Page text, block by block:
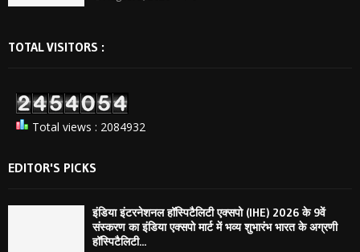
TOTAL VISITORS :
Total views : 2084932
EDITOR'S PICKS
इंडिया इंटरनेशनल हॉस्पिटैलिटी एक्सपो (IHE) 2026 के 9वें
संस्करण का इंडिया एक्सपो मार्ट में भव्य शुभारंभ भारत के अग्रणी
हॉस्पिटैलिटी...